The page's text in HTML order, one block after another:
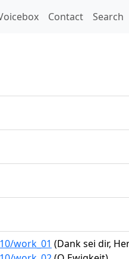
Contact Search
work_01 (Dank sei dir,